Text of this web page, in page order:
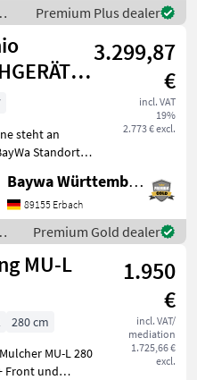
Drei
/
Premium Plus dealer
280
3.299,87
€
incl. VAT
19%
2.773 € excl.
steht an
Standort in
Herr Rössler
0151 1610 3908
zur
Baywa Württemberg
89155 Erbach
/
Premium Gold dealer
MU-L
1.950
€
incl. VAT/
mediation
1.725,66 €
excl.
280 cm
MU-L 280
und